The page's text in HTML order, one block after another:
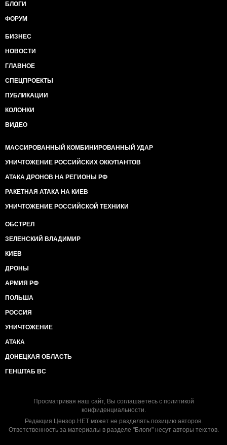
БЛОГИ
ФОРУМ
БИЗНЕС
НОВОСТИ
ГЛАВНОЕ
СПЕЦПРОЕКТЫ
ПУБЛИКАЦИИ
КОЛОНКИ
ВИДЕО
МАССИРОВАННЫЙ КОМБИНИРОВАННЫЙ УДАР
УНИЧТОЖЕНИЕ РОССИЙСКИХ ОККУПАНТОВ
АТАКА ДРОНОВ НА РЕГИОНЫ РФ
РАКЕТНАЯ АТАКА НА КИЕВ
УНИЧТОЖЕНИЕ РОССИЙСКОЙ ТЕХНИКИ
ОБСТРЕЛ
ЗЕЛЕНСКИЙ ВЛАДИМИР
КИЕВ
ДРОНЫ
АРМИЯ РФ
ПОЛЬША
РОССИЯ
УНИЧТОЖЕНИЕ
АТАКА
ДОНЕЦКАЯ ОБЛАСТЬ
ГЕНШТАБ ВС
Просматривая наш сайт, Вы соглашаетесь с политикой
конфиденциальности.
Редакция Цензор.НЕТ может не разделять позицию авторов.
Ответственность за материалы в разделе "Блоги" несут авторы текстов.